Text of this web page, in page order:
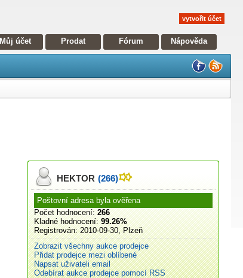
vytvořit účet
Můj účet Prodat Fórum Nápověda
HEKTOR (266)
Poštovní adresa byla ověřena
Počet hodnocení: 266
Kladné hodnocení: 99.26%
Registrován: 2010-09-30, Plzeň
Zobrazit všechny aukce prodejce
Přidat prodejce mezi oblíbené
Napsat uživateli email
Odebírat aukce prodejce pomocí RSS